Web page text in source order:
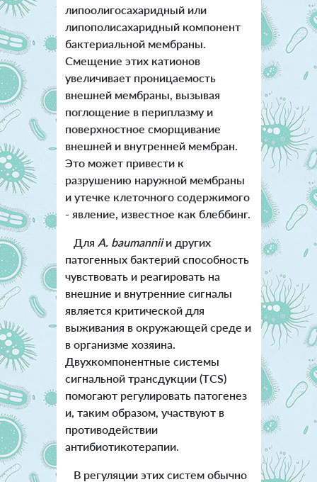
липоолигосахаридный или
липополисахаридный компонент
бактериальной мембраны.
Смещение этих катионов
увеличивает проницаемость
внешней мембраны, вызывая
поглощение в периплазму и
поверхностное сморщивание
внешней и внутренней мембран.
Это может привести к
разрушению наружной мембраны
и утечке клеточного содержимого
- явление, известное как блеббинг.
Для A. baumanniiи других
патогенных бактерий способность
чувствовать и реагировать на
внешние и внутренние сигналы
является критической для
выживания в окружающей среде и
в организме хозяина.
Двухкомпонентные системы
сигнальной трансдукции (TCS)
помогают регулировать патогенез
и, таким образом, участвуют в
противодействии
антибиотикотерапии.
В регуляции этих систем обычно